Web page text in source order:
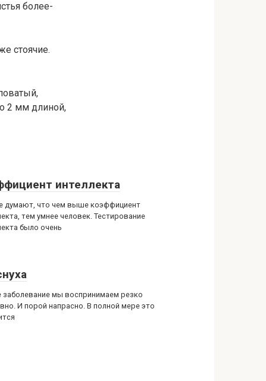
более-
стоячие.
2 мм длиной,
интеллекта
думают, что чем выше коэффициент
тем умнее человек. Тестирование
было очень
мы воспринимаем резко
И порой напрасно. В полной мере это